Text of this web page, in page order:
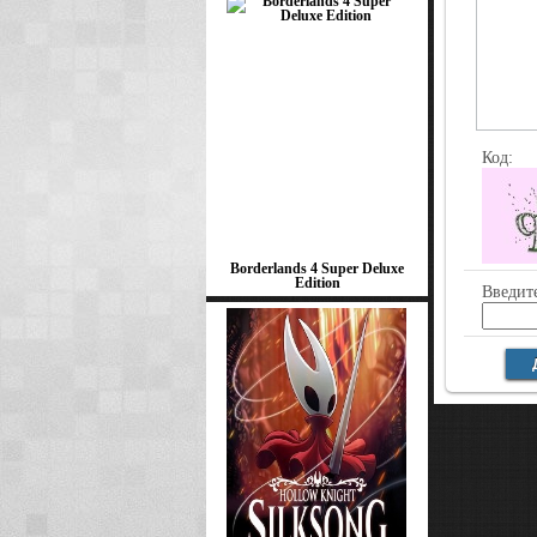
Borderlands 4 Super Deluxe
Edition
Код: